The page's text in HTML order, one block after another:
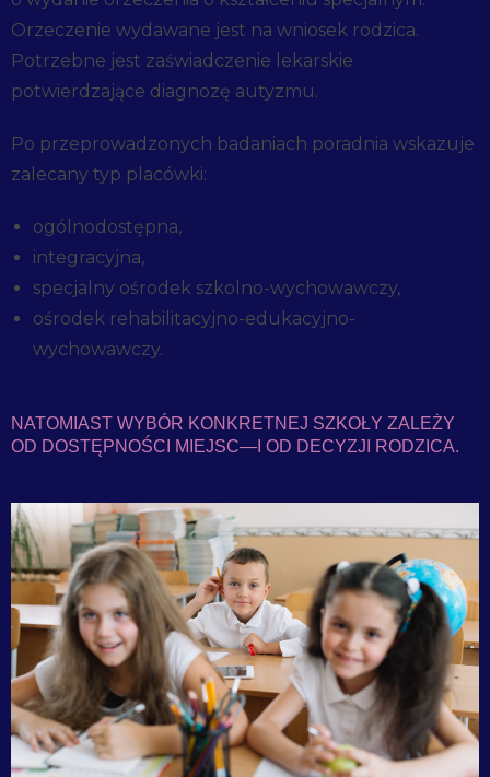
Orzeczenie wydawane jest na wniosek rodzica.
Potrzebne jest zaświadczenie lekarskie
potwierdzające diagnozę autyzmu.
Po przeprowadzonych badaniach poradnia wskazuje
zalecany typ placówki:
ogólnodostępna,
integracyjna,
specjalny ośrodek szkolno-wychowawczy,
ośrodek rehabilitacyjno-edukacyjno-
wychowawczy.
NATOMIAST WYBÓR KONKRETNEJ SZKOŁY ZALEŻY
OD DOSTĘPNOŚCI MIEJSC—I OD DECYZJI RODZICA.